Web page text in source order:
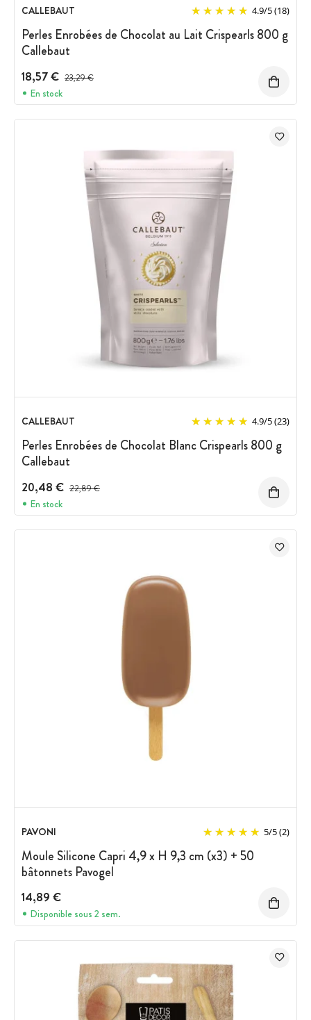
CALLEBAUT 4.9/5(18)
Perles Enrobées de Chocolat au Lait Crispearls 800 g
Callebaut
18,57 € Prix avant réduction :
23,29 €
En stock
CALLEBAUT 4.9/5(23)
Perles Enrobées de Chocolat Blanc Crispearls 800 g
Callebaut
20,48 € Prix avant réduction :
22,89 €
En stock
PAVONI 5/5(2)
Moule Silicone Capri 4,9 x H 9,3 cm (x3) + 50
bâtonnets Pavogel
14,89 €
Disponible sous 2 sem.